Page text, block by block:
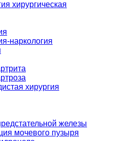
хирургическая
наркология
хирургия
железы
мочевого пузыря